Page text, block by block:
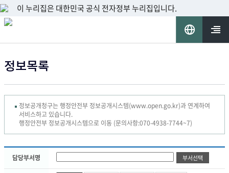
이 누리집은 대한민국 공식 전자정부 누리집입니다.
선
택
정보목록
정보공개청구는 행정안전부 정보공개시스템(www.open.go.kr)과 연계하여
서비스하고 있습니다.
행정안전부 정보공개시스템으로 이동 (문의사항:070-4938-7744~7)
담당부서명